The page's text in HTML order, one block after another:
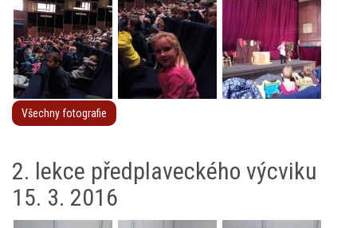
Všechny fotografie
2. lekce předplaveckého výcviku
15. 3. 2016